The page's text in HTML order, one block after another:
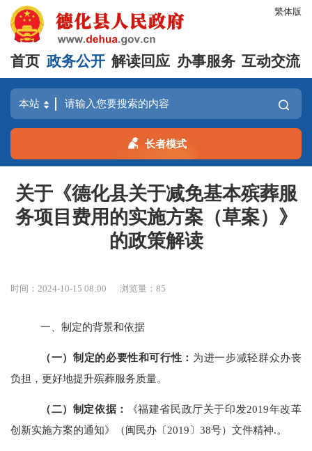
繁体版
首页 政务公开 解读回应 办事服务 互动交流
长者模式
关于《德化县关于减免基本殡葬服
务项目费用的实施方案（草案）》
的政策解读
时间：2024-10-15 08:00 浏览量：85
一、 制定的背景和依据
（一） 制定的必要性和可行性： 为进一步减轻群众办丧
负担，更好地提升殡葬服务质量。
（二）制定依据： 《福建省民政厅关于印发2019年改革
创新实施方案的通知》
（闽民办〔2019〕38号）文件精神.。